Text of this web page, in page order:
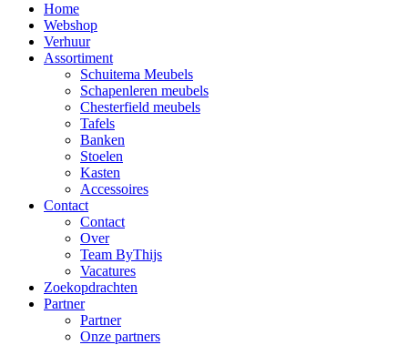
Home
Webshop
Verhuur
Assortiment
Schuitema Meubels
Schapenleren meubels
Chesterfield meubels
Tafels
Banken
Stoelen
Kasten
Accessoires
Contact
Contact
Over
Team ByThijs
Vacatures
Zoekopdrachten
Partner
Partner
Onze partners